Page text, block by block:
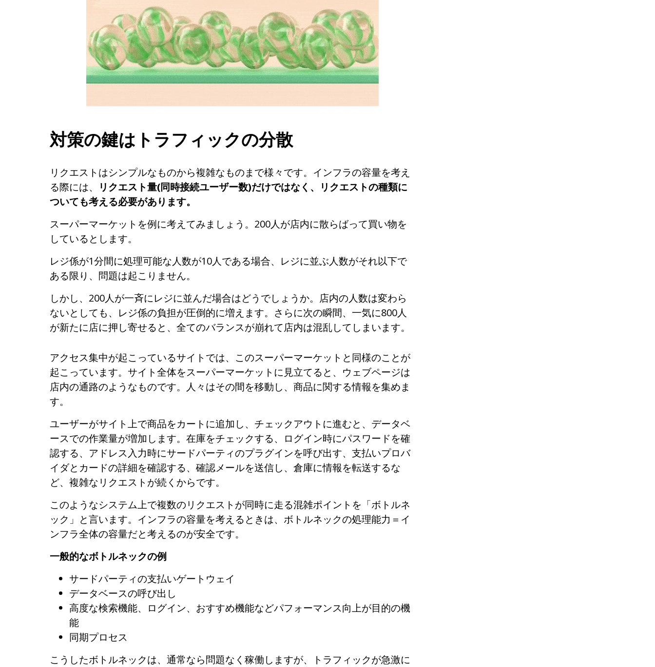
Deutsch
日本語
한국어
対策の鍵はトラフィックの分散
リクエストはシンプルなものから複雑なものまで様々です。インフラの容量を考え
る際には、
リクエスト量(同時接続ユーザー数)だけではなく、リクエストの種類に
ついても考える必要があります。
スーパーマーケットを例に考えてみましょう。200人が店内に散らばって買い物を
しているとします。
レジ係が1分間に処理可能な人数が10人である場合、レジに並ぶ人数がそれ以下で
ある限り、問題は起こりません。
しかし、200人が一斉にレジに並んだ場合はどうでしょうか。店内の人数は変わら
ないとしても、レジ係の負担が圧倒的に増えます。さらに次の瞬間、一気に800人
が新たに店に押し寄せると、全てのバランスが崩れて店内は混乱してしまいます。
アクセス集中が起こっているサイトでは、このスーパーマーケットと同様のことが
起こっています。サイト全体をスーパーマーケットに見立てると、ウェブページは
店内の通路のようなものです。人々はその間を移動し、商品に関する情報を集めま
す。
ユーザーがサイト上で商品をカートに追加し、チェックアウトに進むと、データベ
ースでの作業量が増加します。在庫をチェックする、ログイン時にパスワードを確
認する、アドレス入力時にサードパーティのプラグインを呼び出す、支払いプロバ
イダとカードの詳細を確認する、確認メールを送信し、倉庫に情報を転送するな
ど、複雑なリクエストが続くからです。
このようなシステム上で複数のリクエストが同時に走る混雑ポイントを「ボトルネ
ック」と言います。インフラの容量を考えるときは、ボトルネックの処理能力＝イ
ンフラ全体の容量だと考えるのが安全です。
一般的なボトルネックの例
サードパーティの支払いゲートウェイ
データベースの呼び出し
高度な検索機能、ログイン、おすすめ機能などパフォーマンス向上が目的の機
能
同期プロセス
こうしたボトルネックは、通常なら問題なく稼働しますが、トラフィックが急激に